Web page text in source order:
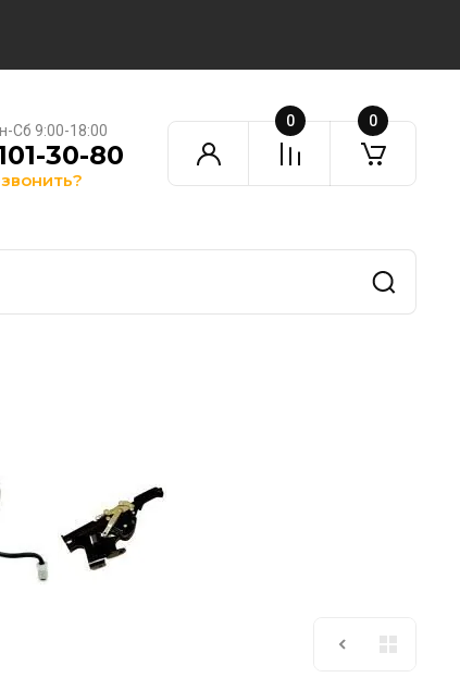
Сб 9:00-18:00
30-80
0 0